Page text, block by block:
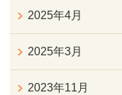
2025年4月
2025年3月
2023年11月